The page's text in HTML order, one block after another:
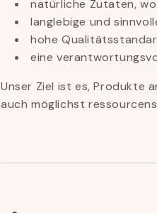
natürliche Zutaten,
langlebige und
hohe
eine
Unser Ziel ist es, Produkte
auch möglichst